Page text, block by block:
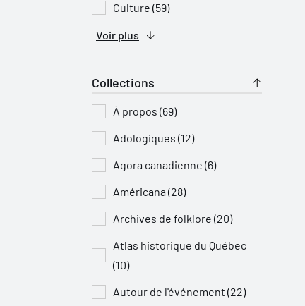
Culture (59)
Voir plus
Collections
À propos (69)
Adologiques (12)
Agora canadienne (6)
Américana (28)
Archives de folklore (20)
Atlas historique du Québec
(10)
Autour de l'événement (22)